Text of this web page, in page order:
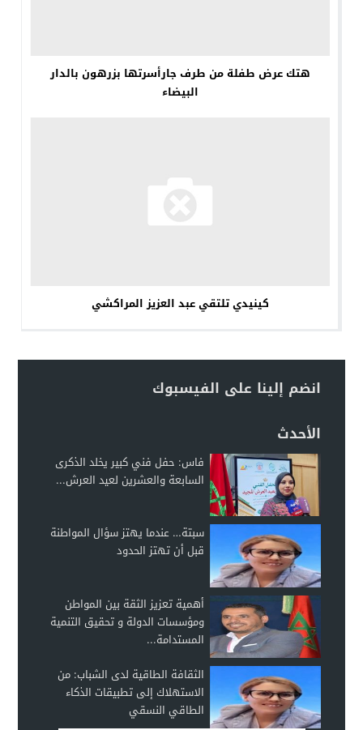
هتك عرض طفلة من طرف جارأسرتها بزرهون بالدار
البيضاء
كينيدي تلتقي عبد العزيز المراكشي
انضم إلينا على الفيسبوك
الأحدث
فاس: حفل فني كبير يخلد الذكرى
السابعة والعشرين لعيد العرش...
سبتة… عندما يهتز سؤال المواطنة
قبل أن تهتز الحدود
أهمية تعزيز الثقة بين المواطن
ومؤسسات الدولة و تحقيق التنمية
المستدامة...
الثقافة الطاقية لدى الشباب: من
الاستهلاك إلى تطبيقات الذكاء
الطاقي النسقي